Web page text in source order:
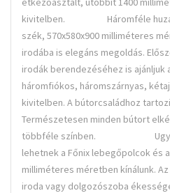
kivitelben. Háromféle
szék, 570x580x900 milliméteres
irodába is elegáns megoldás.
irodák berendezéséhez is ajánljuk
háromfiókos, háromszárnyas,
kivitelben. A bútorcsaládhoz
Természetesen minden bútort
többféle színben.
lehetnek a Főnix lebegőpolcok és
milliméteres méretben kínálunk.
iroda vagy dolgozószoba